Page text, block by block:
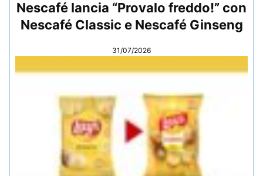
Nescafé lancia “Provalo freddo!” con
Nescafé Classic e Nescafé Ginseng
31/07/2026